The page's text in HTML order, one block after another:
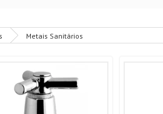
Metais Sanitários